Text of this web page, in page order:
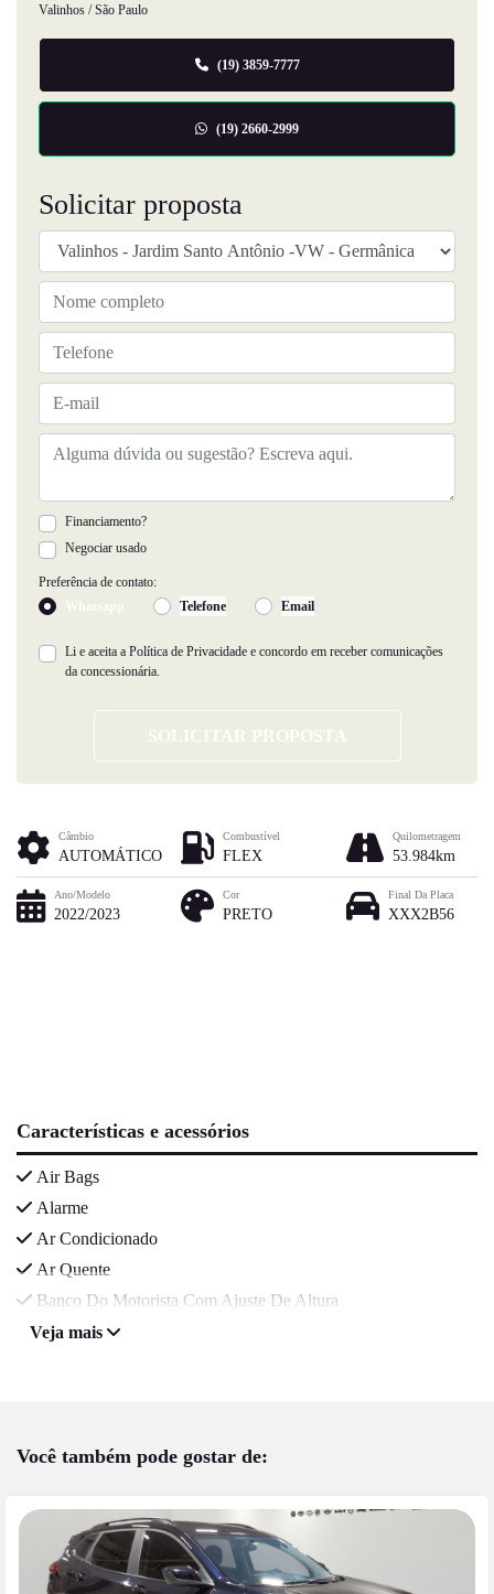
Valinhos / São Paulo
(19) 3859-7777
(19) 2660-2999
Solicitar proposta
Financiamento?
Negociar usado
Preferência de contato:
Whatsapp
Telefone Email
Li e aceita a Política de Privacidade e concordo em receber comunicações
da concessionária.
SOLICITAR PROPOSTA
Câmbio
AUTOMÁTICO
Combustível
FLEX
Quilometragem
53.984km
Ano/Modelo
2022/2023
Cor
PRETO
Final Da Placa
XXX2B56
Características e acessórios
Air Bags
Alarme
Ar Condicionado
Ar Quente
Banco Do Motorista Com Ajuste De Altura
Veja mais
Você também pode gostar de: